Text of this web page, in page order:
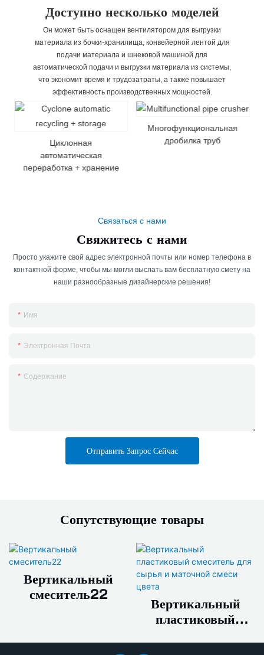
Доступно несколько моделей
Он может быть оснащен вентилятором для выгрузки
материала из бочки-хранилища, конвейерной лентой для
подачи материала и шнековой машиной для
автоматической подачи и выгрузки материала из системы,
что экономит время и трудозатраты, а также повышает
эффективность производственных мощностей.
Циклонная
автоматическая
переработка + хранение
Многофункциональная
дробилка труб
Связаться с нами
Свяжитесь с нами
Просто укажите свой адрес электронной почты или номер телефона в
контактной форме, чтобы мы могли выслать вам бесплатную смету на
наши разнообразные дизайнерские решения!
Имя
Электронная Почта
Содержание
Отправить Запрос Сейчас
Сопутствующие товары
Вертикальный
смеситель22
Вертикальный
пластиковый
сырья и маточной